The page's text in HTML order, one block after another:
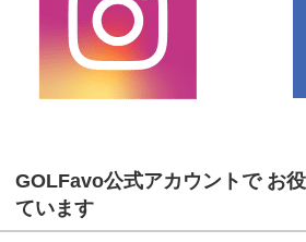
GOLFavo公式アカウントで お
ています